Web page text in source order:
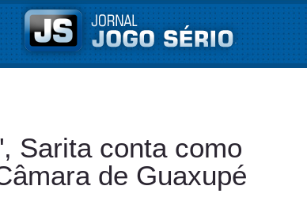
Sarita conta como
de Guaxupé